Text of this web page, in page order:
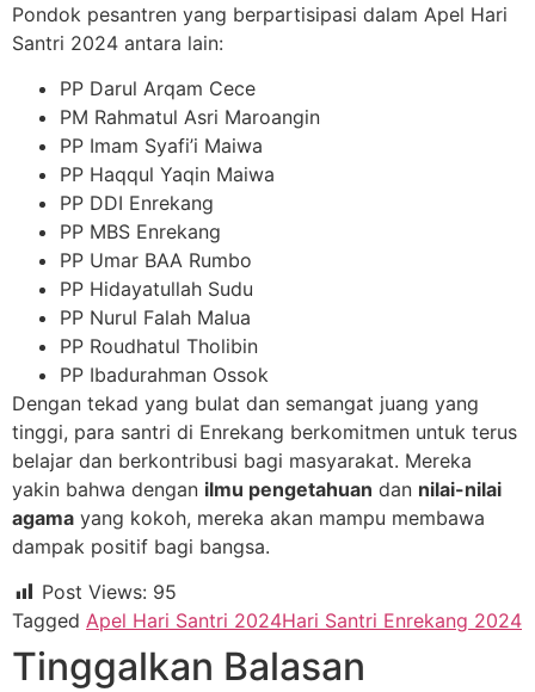
Pondok pesantren yang berpartisipasi dalam Apel Hari
Santri 2024 antara lain:
PP Darul Arqam Cece
PM Rahmatul Asri Maroangin
PP Imam Syafi’i Maiwa
PP Haqqul Yaqin Maiwa
PP DDI Enrekang
PP MBS Enrekang
PP Umar BAA Rumbo
PP Hidayatullah Sudu
PP Nurul Falah Malua
PP Roudhatul Tholibin
PP Ibadurahman Ossok
Dengan tekad yang bulat dan semangat juang yang
tinggi, para santri di Enrekang berkomitmen untuk terus
belajar dan berkontribusi bagi masyarakat. Mereka
yakin bahwa dengan ilmu pengetahuan dan nilai-nilai
agama yang kokoh, mereka akan mampu membawa
dampak positif bagi bangsa.
Post Views: 95
Tagged Apel Hari Santri 2024Hari Santri Enrekang 2024
Tinggalkan Balasan